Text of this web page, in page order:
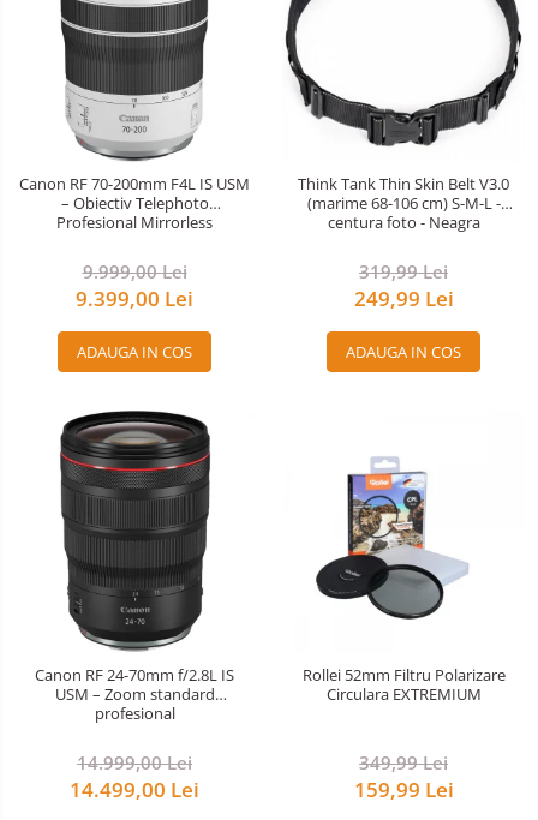
Canon RF 70-200mm F4L IS USM
– Obiectiv Telephoto
Profesional Mirrorless
9.999,00 Lei
9.399,00 Lei
ADAUGA IN COS
Think Tank Thin Skin Belt V3.0
(marime 68-106 cm) S-M-L -
centura foto - Neagra
319,99 Lei
249,99 Lei
ADAUGA IN COS
Canon RF 24-70mm f/2.8L IS
USM – Zoom standard
profesional
14.999,00 Lei
14.499,00 Lei
Rollei 52mm Filtru Polarizare
Circulara EXTREMIUM
349,99 Lei
159,99 Lei